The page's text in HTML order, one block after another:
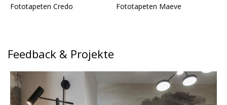
Fototapeten Credo Fototapeten Maeve
Feedback & Projekte